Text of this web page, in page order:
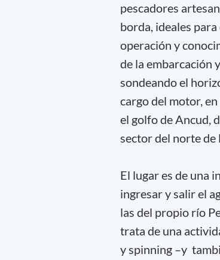
pescadores
borda, ideales
operación y
de la embarcación
sondeando el
cargo del motor,
el golfo de Ancud,
sector del norte de
El lugar es de una
ingresar y salir el
las del propio río
trata de una
y spinning –y